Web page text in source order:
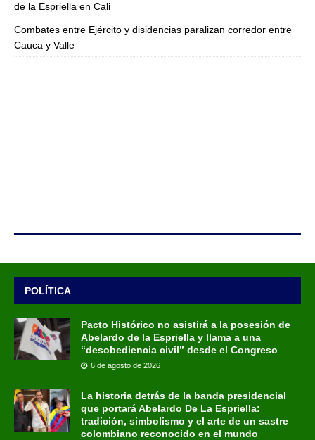
de la Espriella en Cali
Combates entre Ejército y disidencias paralizan corredor entre
Cauca y Valle
POLÍTICA
Pacto Histórico no asistirá a la posesión de
Abelardo de la Espriella y llama a una
“desobediencia civil” desde el Congreso
6 de agosto de 2026
La historia detrás de la banda presidencial
que portará Abelardo De La Espriella:
tradición, simbolismo y el arte de un sastre
colombiano reconocido en el mundo